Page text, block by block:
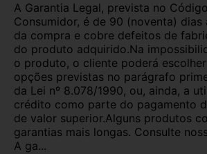
A Garantia Legal, prevista no
Consumidor, é de 90 (noventa)
da compra e cobre defeitos de
do produto adquirido.Na
o produto, o cliente poderá
opções previstas no parágrafo
da Lei nº 8.078/1990, ou, ainda, a
crédito como parte do pagamento
de valor superior.Alguns produtos
garantias mais longas. Consulte
A ga...